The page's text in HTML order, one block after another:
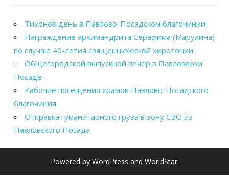
Тихонов день в Павлово-Посадском благочинии
Награждение архимандрита Серафима (Марухина)
по случаю 40-летия священнической хиротонии
Общегородской выпускной вечер в Павловском
Посаде
Рабочие посещения храмов Павлово-Посадского
благочиния
Отправка гуманитарного груза в зону СВО из
Павловского Посада
Powered by WordPress and WorldStar.